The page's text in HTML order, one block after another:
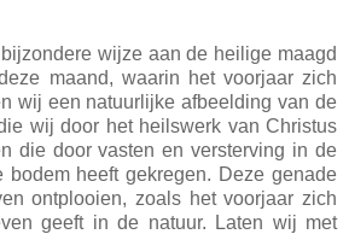
wijze aan de heilige maagd
maand, waarin het voorjaar zich
wij een natuurlijke afbeelding van de
wij door het heilswerk van Christus
die door vasten en versterving in de
bodem heeft gekregen. Deze genade
ontplooien, zoals het voorjaar zich
geeft in de natuur. Laten wij met